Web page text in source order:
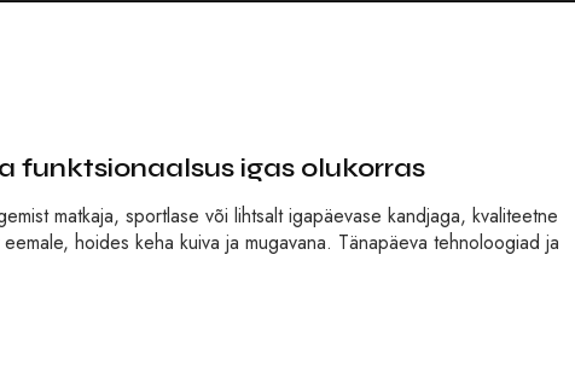
funktsionaalsus igas olukorras
matkaja, sportlase või lihtsalt igapäevase kandjaga, kvaliteetne
hoides keha kuiva ja mugavana. Tänapäeva tehnoloogiad ja